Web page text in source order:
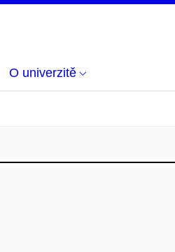
O univerzitě